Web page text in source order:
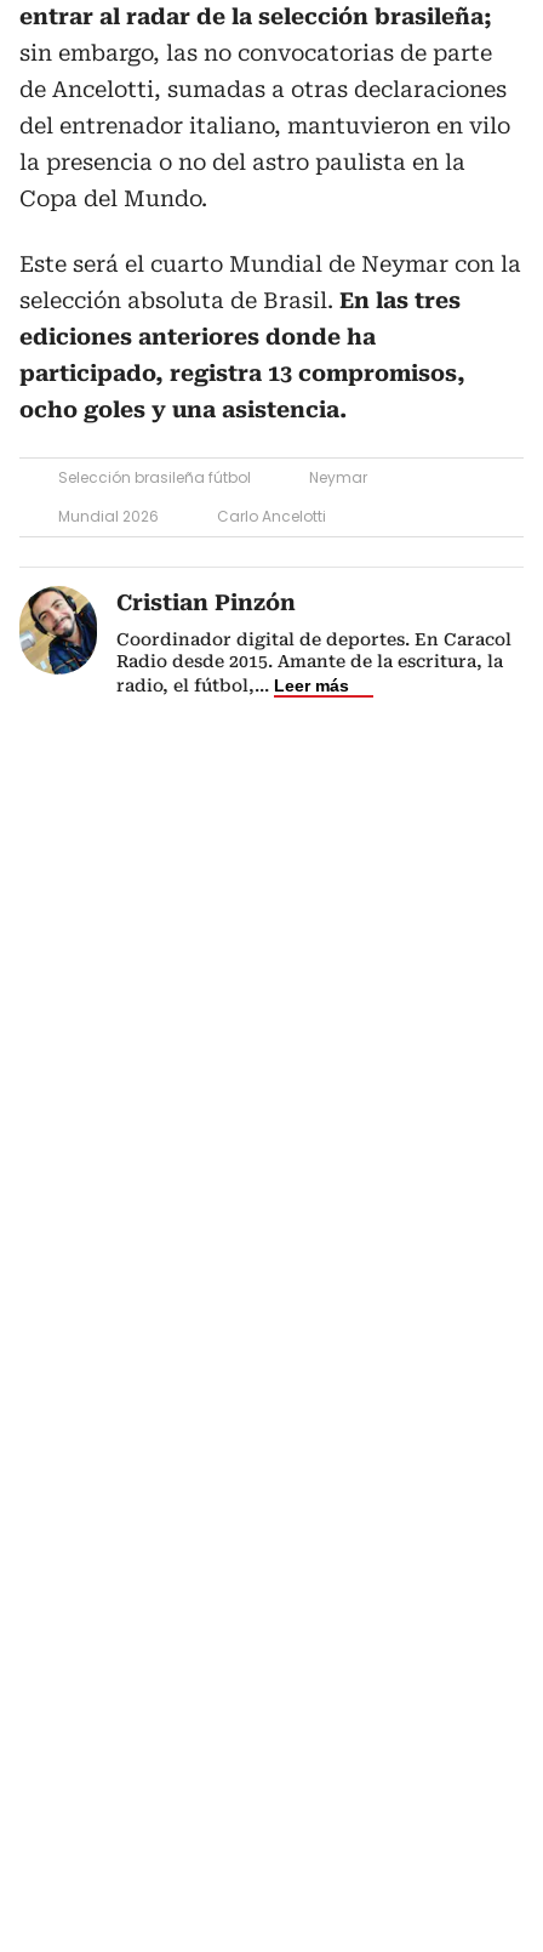
entrar al radar de la selección brasileña;
sin embargo, las no convocatorias de parte
de Ancelotti, sumadas a otras declaraciones
del entrenador italiano, mantuvieron en vilo
la presencia o no del astro paulista en la
Copa del Mundo.
Este será el cuarto Mundial de Neymar con la
selección absoluta de Brasil. En las tres
ediciones anteriores donde ha
participado, registra 13 compromisos,
ocho goles y una asistencia.
Selección brasileña fútbol
Neymar
Mundial 2026
Carlo Ancelotti
Cristian Pinzón
Coordinador digital de deportes. En Caracol
Radio desde 2015. Amante de la escritura, la
radio, el fútbol,... Leer más